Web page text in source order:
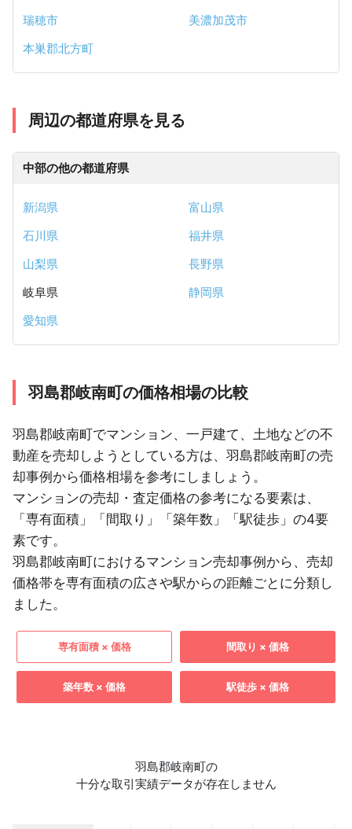
瑞穂市
美濃加茂市
本巣郡北方町
周辺の都道府県を見る
中部の他の都道府県
新潟県
富山県
石川県
福井県
山梨県
長野県
岐阜県
静岡県
愛知県
羽島郡岐南町の価格相場の比較
羽島郡岐南町でマンション、一戸建て、土地などの不
動産を売却しようとしている方は、羽島郡岐南町の売
却事例から価格相場を参考にしましょう。
マンションの売却・査定価格の参考になる要素は、
「専有面積」「間取り」「築年数」「駅徒歩」の4要
素です。
羽島郡岐南町におけるマンション売却事例から、売却
価格帯を専有面積の広さや駅からの距離ごとに分類し
ました。
専有面積 × 価格 間取り × 価格
築年数 × 価格 駅徒歩 × 価格
羽島郡岐南町の
十分な取引実績データが存在しません